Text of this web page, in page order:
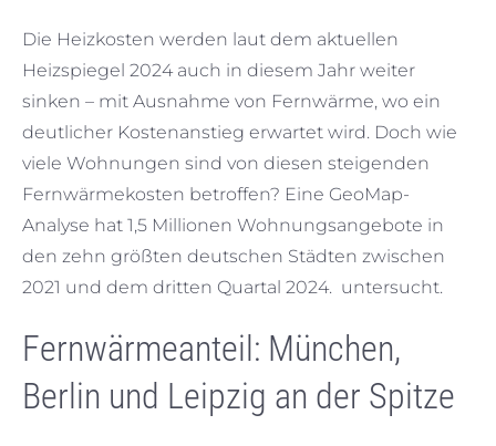
Die Heizkosten werden laut dem aktuellen
Heizspiegel 2024 auch in diesem Jahr weiter
sinken – mit Ausnahme von Fernwärme, wo ein
deutlicher Kostenanstieg erwartet wird. Doch wie
viele Wohnungen sind von diesen steigenden
Fernwärmekosten betroffen? Eine GeoMap-
Analyse hat 1,5 Millionen Wohnungsangebote in
den zehn größten deutschen Städten zwischen
2021 und dem dritten Quartal 2024. untersucht.
Fernwärmeanteil: München,
Berlin und Leipzig an der Spitze